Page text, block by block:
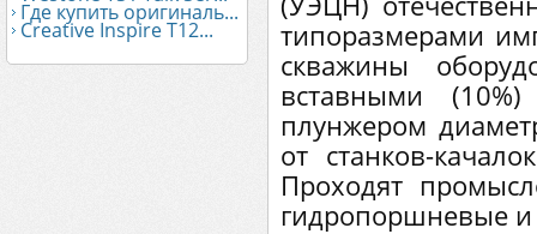
Где купить оригиналь...
Creative Inspire T12...
типоразмерами
скважины
вставными
плунжером
от станков-
Проходят
гидропоршневые и